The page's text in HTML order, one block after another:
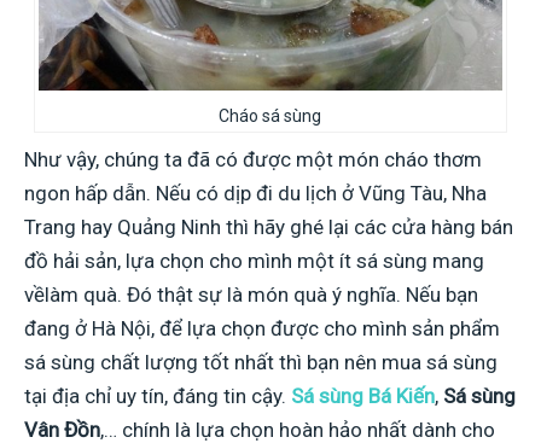
Cháo sá sùng
Như vậy, chúng ta đã có được một món cháo thơm
ngon hấp dẫn. Nếu có dịp đi du lịch ở Vũng Tàu, Nha
Trang hay Quảng Ninh thì hãy ghé lại các cửa hàng bán
đồ hải sản, lựa chọn cho mình một ít sá sùng mang
vềlàm quà. Đó thật sự là món quà ý nghĩa. Nếu bạn
đang ở Hà Nội, để lựa chọn được cho mình sản phẩm
sá sùng chất lượng tốt nhất thì bạn nên mua sá sùng
tại địa chỉ uy tín, đáng tin cậy. Sá sùng Bá Kiến, Sá sùng
Vân Đồn,… chính là lựa chọn hoàn hảo nhất dành cho